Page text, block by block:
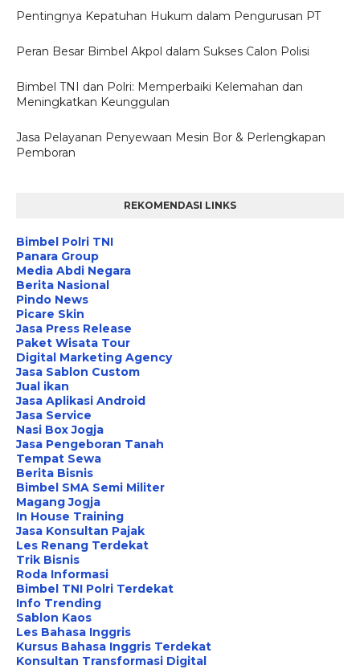
Pentingnya Kepatuhan Hukum dalam Pengurusan PT
Peran Besar Bimbel Akpol dalam Sukses Calon Polisi
Bimbel TNI dan Polri: Memperbaiki Kelemahan dan
Meningkatkan Keunggulan
Jasa Pelayanan Penyewaan Mesin Bor & Perlengkapan
Pemboran
REKOMENDASI LINKS
Bimbel Polri TNI
Panara Group
Media Abdi Negara
Berita Nasional
Pindo News
Picare Skin
Jasa Press Release
Paket Wisata Tour
Digital Marketing Agency
Jasa Sablon Custom
Jual ikan
Jasa Aplikasi Android
Jasa Service
Nasi Box Jogja
Jasa Pengeboran Tanah
Tempat Sewa
Berita Bisnis
Bimbel SMA Semi Militer
Magang Jogja
In House Training
Jasa Konsultan Pajak
Les Renang Terdekat
Trik Bisnis
Roda Informasi
Bimbel TNI Polri Terdekat
Info Trending
Sablon Kaos
Les Bahasa Inggris
Kursus Bahasa Inggris Terdekat
Konsultan Transformasi Digital